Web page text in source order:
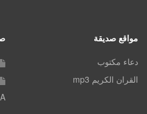
مواقع صديقة
دعاء مكتوب
القران الكريم mp3